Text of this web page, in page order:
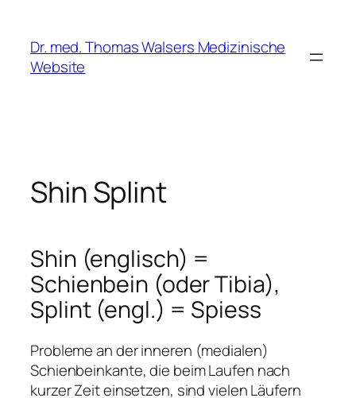
springen
Dr. med. Thomas Walsers Medizinische
Website
Shin Splint
Shin (englisch) =
Schienbein (oder Tibia),
Splint (engl.) = Spiess
Probleme an der inneren (medialen)
Schienbeinkante, die beim Laufen nach
kurzer Zeit einsetzen, sind vielen Läufern